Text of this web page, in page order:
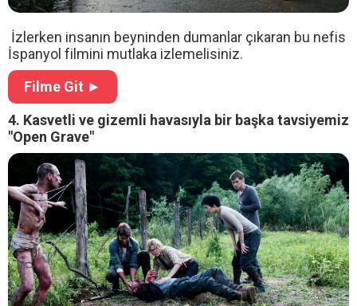
İzlerken insanın beyninden dumanlar çıkaran bu nefis
İspanyol filmini mutlaka izlemelisiniz.
Filme Git ►
4. Kasvetli ve gizemli havasıyla bir başka tavsiyemiz
"Open Grave"